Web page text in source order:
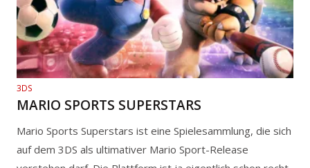
3DS
MARIO SPORTS SUPERSTARS
Mario Sports Superstars ist eine Spielesammlung, die sich
auf dem 3DS als ultimativer Mario Sport-Release